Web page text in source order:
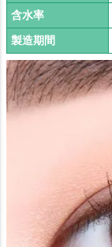
含水率
製造期間